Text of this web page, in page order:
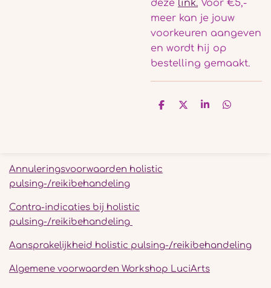
deze link. Voor €5,-
meer kan je jouw
voorkeuren aangeven
en wordt hij op
bestelling gemaakt.
D
D
S
D
Annuleringsvoorwaarden holistic
pulsing-/reikibehandeling
Contra-indicaties bij holistic
pulsing-/reikibehandeling
Aansprakelijkheid holistic pulsing-/reikibehandeling
Algemene voorwaarden Workshop LuciArts